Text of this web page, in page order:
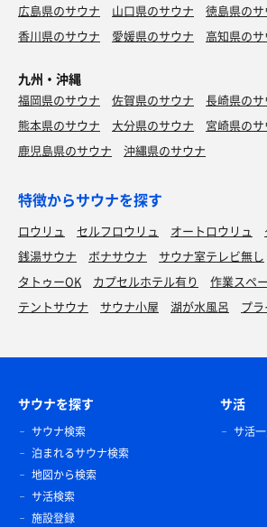
広島県のサウナ
山口県のサウナ
徳島県のサ
香川県のサウナ
愛媛県のサウナ 高知県の
九州・沖縄
福岡県のサウナ 佐賀県のサウナ
長崎県のサ
熊本県のサウナ
大分県のサウナ
宮崎県の
鹿児島県のサウナ
沖縄県のサウナ
特徴からサウナを探す
ロウリュ セルフロウリュ オートロウリュ
銭湯サウナ
ボナサウナ サウナ室テレビ無し
タトゥーOK
カプセルホテル有り
作業スペ
テントサウナ
サウナ小屋 湖が水風呂 プ
サウナを探す
サウナ検索
泊まれるサウナ検索
地図から検索
サ活検索
施設登録
サ活
サ活